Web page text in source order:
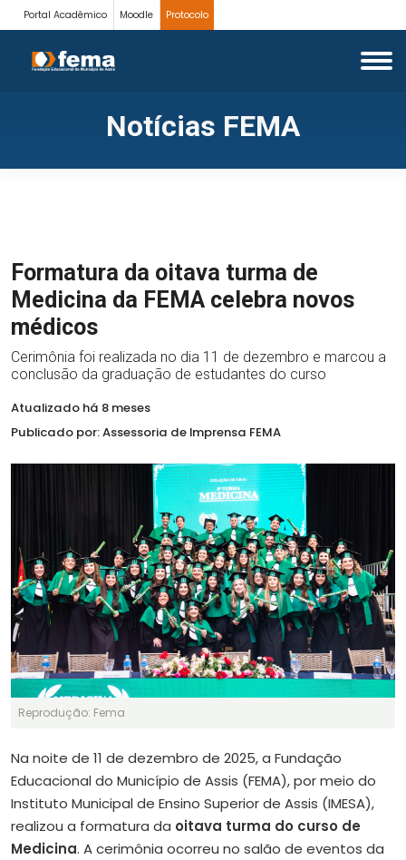
Portal Acadêmico Moodle Protocolo
Notícias FEMA
Formatura da oitava turma de
Medicina da FEMA celebra novos
médicos
Cerimônia foi realizada no dia 11 de dezembro e marcou a
conclusão da graduação de estudantes do curso
Atualizado há 8 meses
Publicado por: Assessoria de Imprensa FEMA
Reprodução: Fema
Na noite de 11 de dezembro de 2025, a Fundação
Educacional do Município de Assis (FEMA), por meio do
Instituto Municipal de Ensino Superior de Assis (IMESA),
realizou a formatura da oitava turma do curso de
Medicina. A cerimônia ocorreu no salão de eventos da